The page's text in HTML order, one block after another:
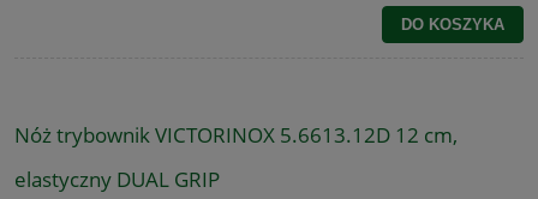
DO KOSZYKA
Nóż trybownik VICTORINOX 5.6613.12D 12 cm,
elastyczny DUAL GRIP